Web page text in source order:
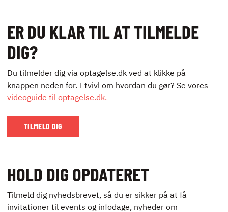
ER DU KLAR TIL AT TILMELDE
DIG?
Du tilmelder dig via optagelse.dk ved at klikke på
knappen neden for. I tvivl om hvordan du gør? Se vores
videoguide til optagelse.dk.
TILMELD DIG
HOLD DIG OPDATERET
Tilmeld dig nyhedsbrevet, så du er sikker på at få
invitationer til events og infodage, nyheder om